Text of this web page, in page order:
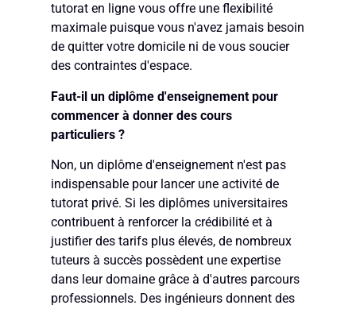
tutorat en ligne vous offre une flexibilité
maximale puisque vous n'avez jamais besoin
de quitter votre domicile ni de vous soucier
des contraintes d'espace.
Faut-il un diplôme d'enseignement pour
commencer à donner des cours
particuliers ?
Non, un diplôme d'enseignement n'est pas
indispensable pour lancer une activité de
tutorat privé. Si les diplômes universitaires
contribuent à renforcer la crédibilité et à
justifier des tarifs plus élevés, de nombreux
tuteurs à succès possèdent une expertise
dans leur domaine grâce à d'autres parcours
professionnels. Des ingénieurs donnent des